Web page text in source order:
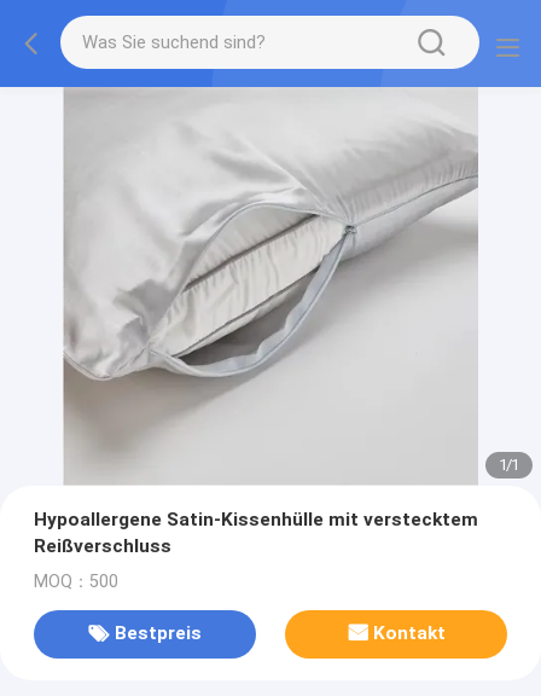
1/1
Hypoallergene Satin-Kissenhülle mit verstecktem
Reißverschluss
MOQ：500
Bestpreis Kontakt